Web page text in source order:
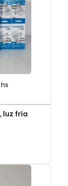
luz fría